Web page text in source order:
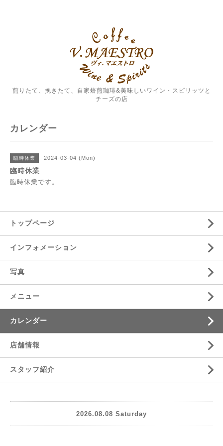
煎りたて、挽きたて、自家焙煎珈琲&美味しいワイン・スピリッツと
チーズの店
カレンダー
臨時休業 2024-03-04 (Mon)
臨時休業
臨時休業です。
トップページ
インフォメーション
写真
メニュー
カレンダー
店舗情報
スタッフ紹介
2026.08.08 Saturday